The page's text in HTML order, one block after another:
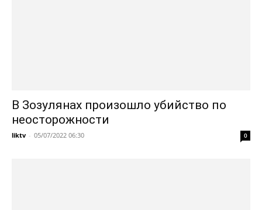
В Зозулянах произошло убийство по
неосторожности
liktv - 05/07/2022 06:30 0